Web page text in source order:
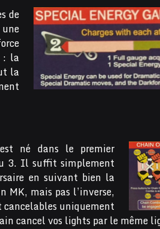
de
: la
la
né dans le premier
3. Il suffit simplement
en suivant bien la
MK, mais pas l’inverse,
cancelables uniquement
cancel vos lights par le même